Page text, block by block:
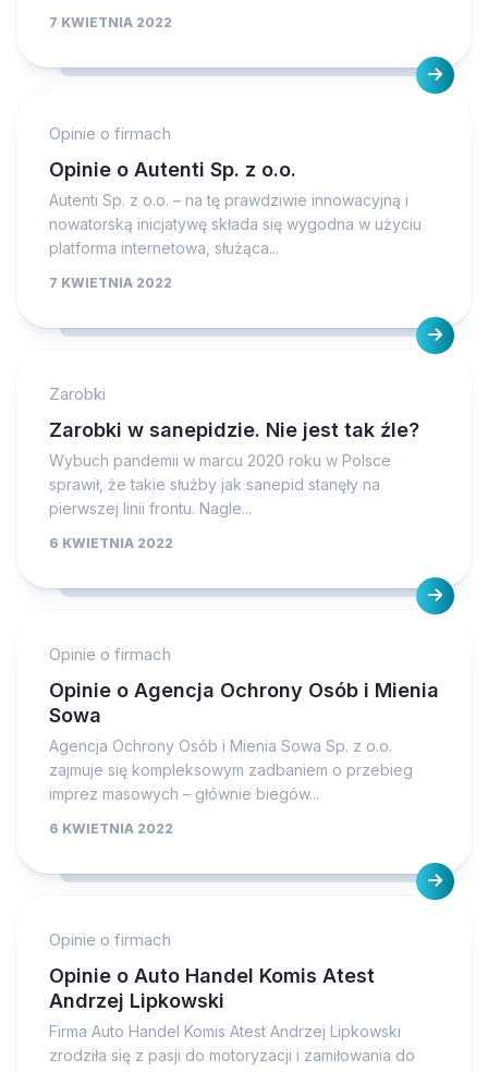
7 KWIETNIA 2022
Opinie o firmach
Opinie o Autenti Sp. z o.o.
Autenti Sp. z o.o. – na tę prawdziwie innowacyjną i
nowatorską inicjatywę składa się wygodna w użyciu
platforma internetowa, służąca...
7 KWIETNIA 2022
Zarobki
Zarobki w sanepidzie. Nie jest tak źle?
Wybuch pandemii w marcu 2020 roku w Polsce
sprawił, że takie służby jak sanepid stanęły na
pierwszej linii frontu. Nagle...
6 KWIETNIA 2022
Opinie o firmach
Opinie o Agencja Ochrony Osób i Mienia
Sowa
Agencja Ochrony Osób i Mienia Sowa Sp. z o.o.
zajmuje się kompleksowym zadbaniem o przebieg
imprez masowych – głównie biegów...
6 KWIETNIA 2022
Opinie o firmach
Opinie o Auto Handel Komis Atest
Andrzej Lipkowski
Firma Auto Handel Komis Atest Andrzej Lipkowski
zrodziła się z pasji do motoryzacji i zamiłowania do